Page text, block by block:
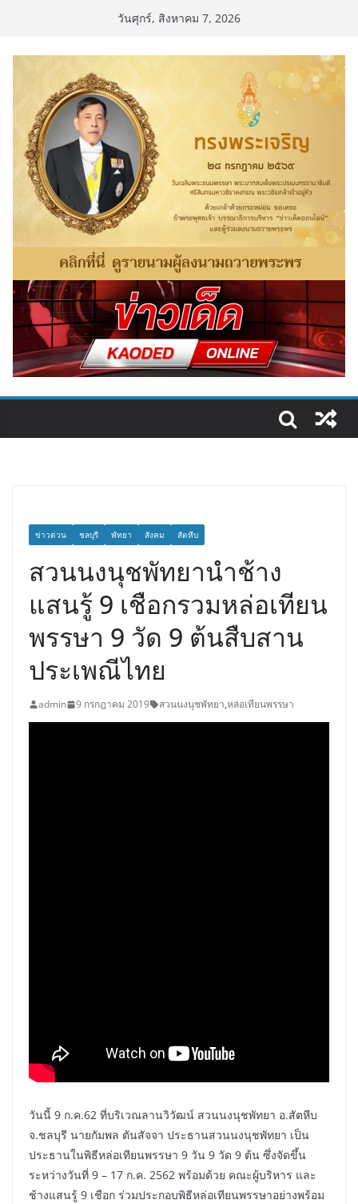
content
วันศุกร์, สิงหาคม 7, 2026
ข่าวด่วน ชลบุรี พัทยา สังคม สัตหีบ
สวนนงนุชพัทยานำช้าง
แสนรู้ 9 เชือกรวมหล่อเทียน
พรรษา 9 วัด 9 ต้นสืบสาน
ประเพณีไทย
admin 9 กรกฎาคม 2019 สวนนงนุชพัทยา,หล่อเทียนพรรษา
วันนี้ 9 ก.ค.62 ที่บริเวณลานวิวัฒน์ สวนนงนุชพัทยา อ.สัตหีบ
จ.ชลบุรี นายกัมพล ตันสัจจา ประธานสวนนงนุชพัทยา เป็น
ประธานในพิธีหล่อเทียนพรรษา 9 วัน 9 วัด 9 ต้น ซึ่งจัดขึ้น
ระหว่างวันที่ 9 – 17 ก.ค. 2562 พร้อมด้วย คณะผู้บริหาร และ
ช้างแสนรู้ 9 เชือก ร่วมประกอบพิธีหล่อเทียนพรรษาอย่างพร้อม